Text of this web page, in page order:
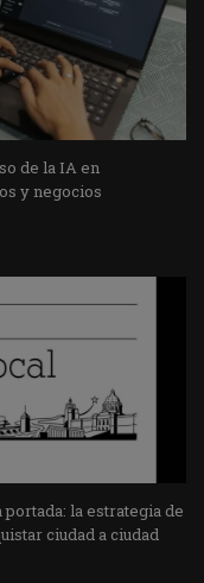
de la IA en
y negocios
la estrategia de
ciudad a ciudad